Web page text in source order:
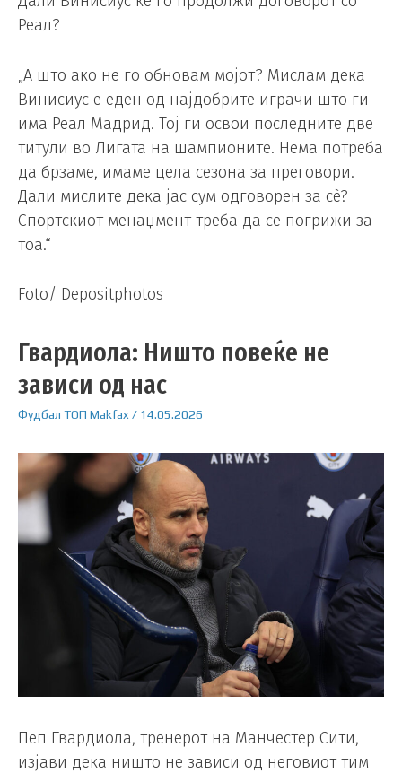
Реал?
„А што ако не го обновам мојот? Мислам дека
Винисиус е еден од најдобрите играчи што ги
има Реал Мадрид. Тој ги освои последните две
титули во Лигата на шампионите. Нема потреба
да брзаме, имаме цела сезона за преговори.
Дали мислите дека јас сум одговорен за сè?
Спортскиот менаџмент треба да се погрижи за
тоа.“
Foto/ Depositphotos
Гвардиола: Ништо повеќе не
зависи од нас
Фудбал ТОП Makfax/ 14.05.2026
Пеп Гвардиола, тренерот на Манчестер Сити,
изјави дека ништо не зависи од неговиот тим